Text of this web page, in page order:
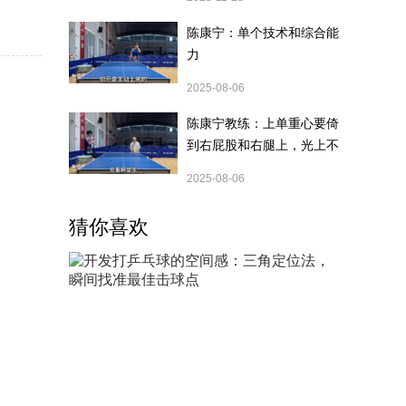
十分
陈康宁：单个技术和综合能
力
2025-08-06
陈康宁教练：上单重心要倚
到右屁股和右腿上，光上不
2025-08-06
猜你喜欢